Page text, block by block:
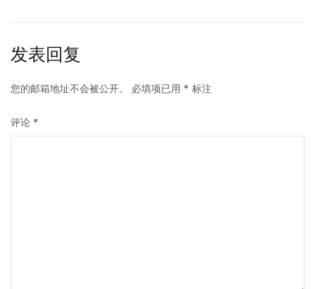
发表回复
您的邮箱地址不会被公开。 必填项已用 * 标注
评论 *